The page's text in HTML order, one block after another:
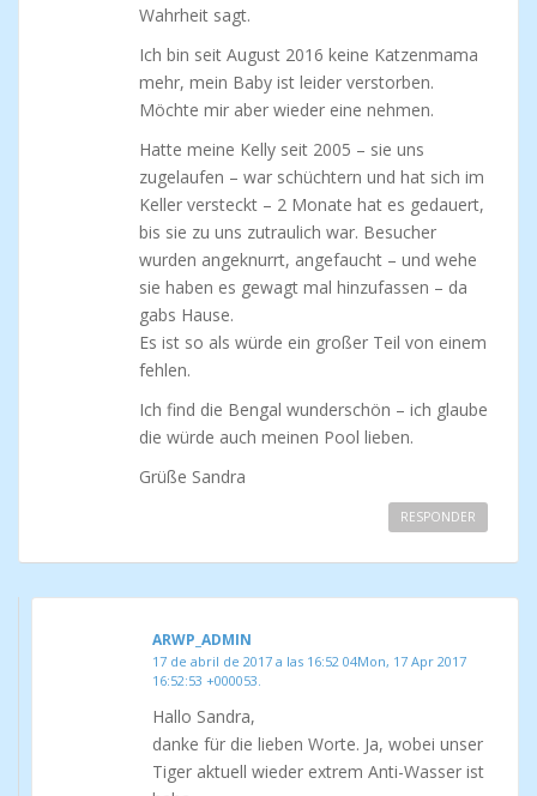
Wahrheit sagt.
Ich bin seit August 2016 keine Katzenmama
mehr, mein Baby ist leider verstorben.
Möchte mir aber wieder eine nehmen.
Hatte meine Kelly seit 2005 – sie uns
zugelaufen – war schüchtern und hat sich im
Keller versteckt – 2 Monate hat es gedauert,
bis sie zu uns zutraulich war. Besucher
wurden angeknurrt, angefaucht – und wehe
sie haben es gewagt mal hinzufassen – da
gabs Hause.
Es ist so als würde ein großer Teil von einem
fehlen.
Ich find die Bengal wunderschön – ich glaube
die würde auch meinen Pool lieben.
Grüße Sandra
RESPONDER
ARWP_ADMIN
17 de abril de 2017 a las 16:52 04Mon, 17 Apr 2017
16:52:53 +000053.
Hallo Sandra,
danke für die lieben Worte. Ja, wobei unser
Tiger aktuell wieder extrem Anti-Wasser ist